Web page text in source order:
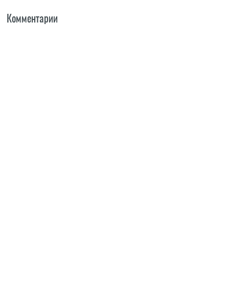
Комментарии